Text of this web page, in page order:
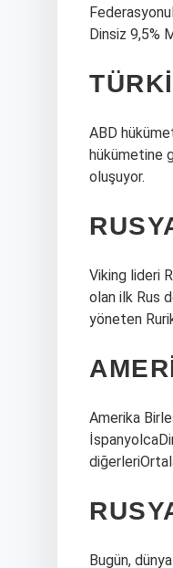
Dinsiz 9,5%
ABD
hükümetine
oluşuyor.
Viking lideri
olan ilk Rus
yöneten
Amerika
Bugün,